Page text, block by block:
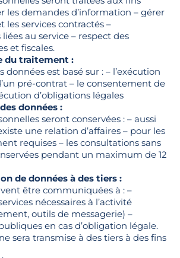
les demandes d’information – gérer
les services contractés –
au service – respect des
et fiscales.
du traitement :
est basé sur : – l’exécution
pré-contrat – le consentement de
d’obligations légales
données :
seront conservées : – aussi
une relation d’affaires – pour les
requises – les consultations sans
pendant un maximum de 12
de données à des tiers :
être communiquées à : –
nécessaires à l’activité
outils de messagerie) –
en cas d’obligation légale.
sera transmise à des tiers à des fins